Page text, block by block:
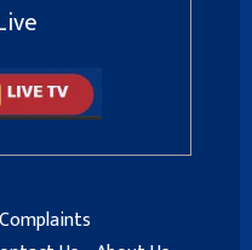
Complaints